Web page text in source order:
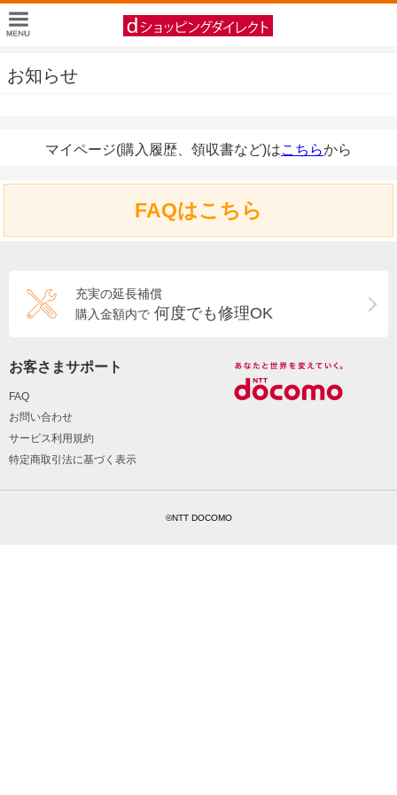
お知らせ
マイページ(購入履歴、領収書など)はこちらから
FAQはこちら
充実の延長補償
購入金額内で 何度でも修理OK
お客さまサポート
FAQ
お問い合わせ
サービス利用規約
特定商取引法に基づく表示
©NTT DOCOMO